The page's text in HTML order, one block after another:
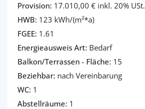
Provision: 17.010,00 € inkl. 20% USt.
HWB: 123 kWh/(m²*a)
FGEE: 1.61
Energieausweis Art: Bedarf
Balkon/Terrassen - Fläche: 15
Beziehbar: nach Vereinbarung
WC: 1
Abstellräume: 1